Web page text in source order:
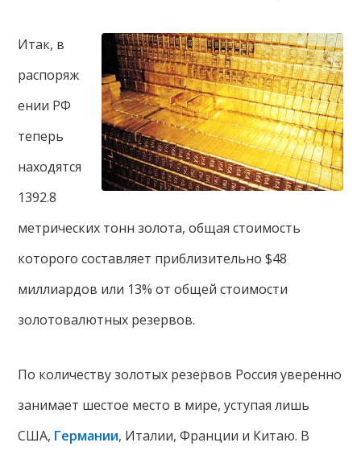
Итак, в
распоряж
ении РФ
теперь
находятся
1392.8
метрических тонн золота, общая стоимость
которого составляет приблизительно $48
миллиардов или 13% от общей стоимости
золотовалютных резервов.
По количеству золотых резервов Россия уверенно
занимает шестое место в мире, уступая лишь
США, Германии, Италии, Франции и Китаю. В